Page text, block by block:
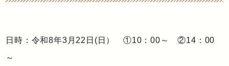
日時：令和8年3月22日(日） ①10：00～ ②14：00
～